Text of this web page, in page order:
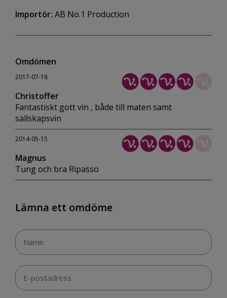
Importör: AB No.1 Production
Omdömen
2017-07-18
Christoffer
Fantastiskt gott vin , både till maten samt
sällskapsvin
2014-05-15
Magnus
Tung och bra Ripasso
Lämna ett omdöme